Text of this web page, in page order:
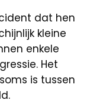
dat hen
kleine
enkele
Het
is tussen